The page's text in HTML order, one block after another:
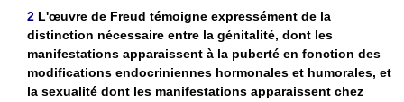
2 L'œuvre de Freud témoigne expressément de la
distinction nécessaire entre la génitalité, dont les
manifestations apparaissent à la puberté en fonction des
modifications endocriniennes hormonales et humorales, et
la sexualité dont les manifestations apparaissent chez